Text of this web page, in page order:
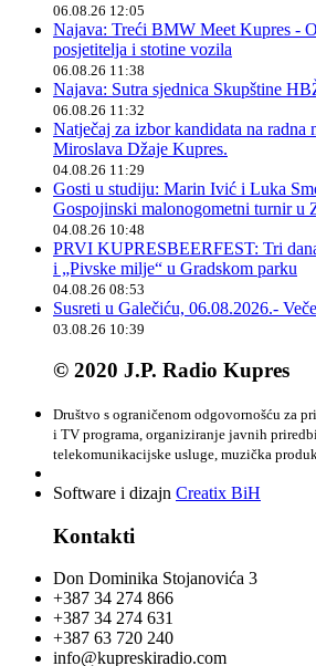
06.08.26 12:05
Najava: Treći BMW Meet Kupres -
posjetitelja i stotine vozila
06.08.26 11:38
Najava: Sutra sjednica Skupštine
06.08.26 11:32
Natječaj za izbor kandidata na radna
Miroslava Džaje Kupres.
04.08.26 11:29
Gosti u studiju: Marin Ivić i Luka
Gospojinski malonogometni turnir u
04.08.26 10:48
PRVI KUPRESBEERFEST: Tri
i „Pivske milje“ u Gradskom parku
04.08.26 08:53
Susreti u Galečiću, 06.08.2026.-
03.08.26 10:39
© 2020 J.P. Radio Kupres
Društvo s ograničenom odgovornošću za
i TV programa, organiziranje javnih
telekomunikacijske usluge, muzička
Software i dizajn Creatix BiH
Kontakti
Don Dominika Stojanovića 3
+387 34 274 866
+387 34 274 631
+387 63 720 240
info@kupreskiradio.com